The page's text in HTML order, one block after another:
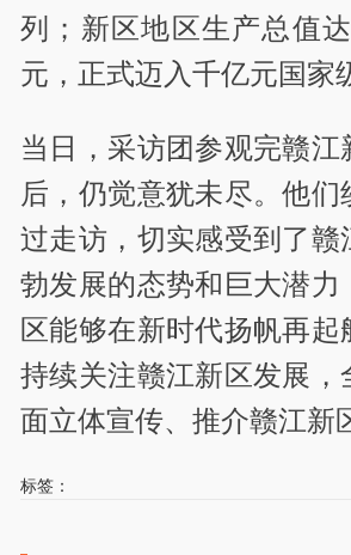
列；新区地区生产总值
元，正式迈入千亿元国家
当日，采访团参观完赣江
后，仍觉意犹未尽。他们
过走访，切实感受到了赣
勃发展的态势和巨大潜力
区能够在新时代扬帆再起
持续关注赣江新区发展，
面立体宣传、推介赣江新
标签：